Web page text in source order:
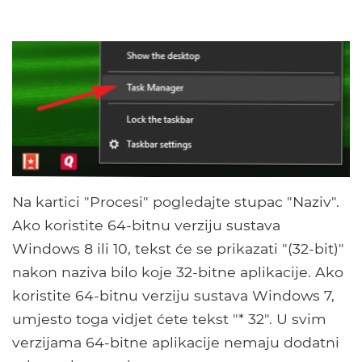
Na kartici "Procesi" pogledajte stupac "Naziv".
Ako koristite 64-bitnu verziju sustava
Windows 8 ili 10, tekst će se prikazati "(32-bit)"
nakon naziva bilo koje 32-bitne aplikacije. Ako
koristite 64-bitnu verziju sustava Windows 7,
umjesto toga vidjet ćete tekst "* 32". U svim
verzijama 64-bitne aplikacije nemaju dodatni